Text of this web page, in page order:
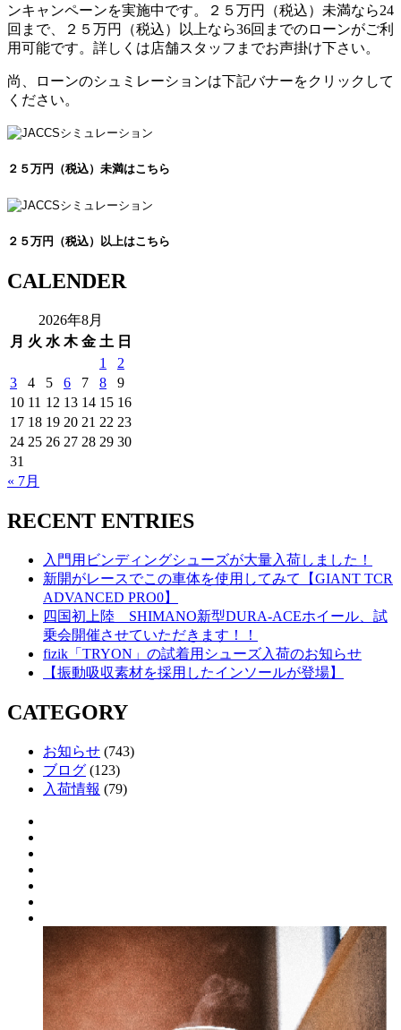
ンキャンペーンを実施中です。２５万円（税込）未満なら24
回まで、２５万円（税込）以上なら36回までのローンがご利
用可能です。詳しくは店舗スタッフまでお声掛け下さい。
尚、ローンのシュミレーションは下記バナーをクリックして
ください。
２５万円（税込）未満はこちら
２５万円（税込）以上はこちら
CALENDER
2026年8月
月 火 水 木 金 土 日
1
2
3
4 5 6 7 8
9
10 11 12 13 14 15 16
17 18 19 20 21 22 23
24 25 26 27 28 29 30
31
« 7月
RECENT ENTRIES
入門用ビンディングシューズが大量入荷しました！
新開がレースでこの車体を使用してみて【GIANT TCR
ADVANCED PRO0】
四国初上陸 SHIMANO新型DURA-ACEホイール、試
乗会開催させていただきます！！
fizik「TRYON」の試着用シューズ入荷のお知らせ
【振動吸収素材を採用したインソールが登場】
CATEGORY
お知らせ (743)
ブログ (123)
入荷情報 (79)